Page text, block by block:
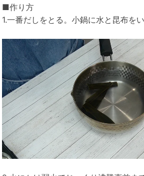
■作り方
1.一番だしをとる。小鍋に水と昆布を